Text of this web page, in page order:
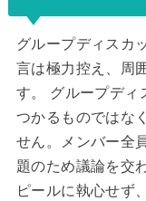
グループディスカ
言は極力控え、周
す。 グループディ
つかるものではな
せん。メンバー全
題のため議論を交
ピールに執心せず